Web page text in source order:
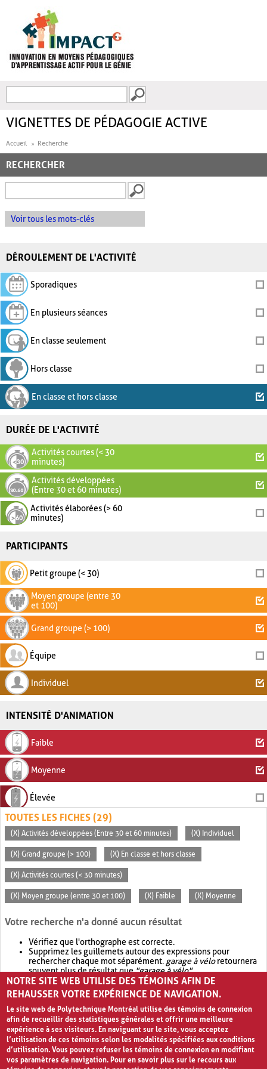
FORMULAIRE DE
VIGNETTES DE PÉDAGOGIE ACTIVE
Accueil Recherche
RECHERCHER
Voir tous les mots-clés
DÉROULEMENT DE L'ACTIVITÉ
Sporadiques
En plusieurs séances
En classe seulement
Hors classe
En classe et hors classe
DURÉE DE L'ACTIVITÉ
Activités courtes (< 30
minutes)
Activités développées
(Entre 30 et 60 minutes)
Activités élaborées (> 60
minutes)
PARTICIPANTS
Petit groupe (< 30)
Moyen groupe (entre 30
et 100)
Grand groupe (> 100)
Équipe
Individuel
INTENSITÉ D'ANIMATION
Faible
Moyenne
Élevée
TOUTES LES FICHES (29)
(X) Activités développées (Entre 30 et 60 minutes) (X) Individuel
(X) Grand groupe (> 100) (X) En classe et hors classe
(X) Activités courtes (< 30 minutes)
(X) Moyen groupe (entre 30 et 100) (X) Faible (X) Moyenne
Votre recherche n'a donné aucun résultat
Vérifiez que l'orthographe est correcte.
Supprimez les guillemets autour des expressions pour
rechercher chaque mot séparément. garage à véloretournera
souvent plus de résultat que"garage à vélo".
Envisagez d'élargir votre recherche avec OR.garage OR vélo
retournera souvent plus de résultat quegarage à vélo
NOTRE SITE WEB UTILISE DES TÉMOINS AFIN DE
REHAUSSER VOTRE EXPÉRIENCE DE NAVIGATION.
Le site web de Polytechnique Montréal utilise des témoins de connexion
afin de recueillir des statistiques générales et offrir une meilleure
expérience à ses visiteurs. En naviguant sur le site, vous acceptez
l’utilisation de ces témoins selon les modalités spécifiées aux conditions
d’utilisation. Vous pouvez refuser les témoins de connexion en modifiant
vos paramètres de navigation. Pour en savoir plus sur le recours aux